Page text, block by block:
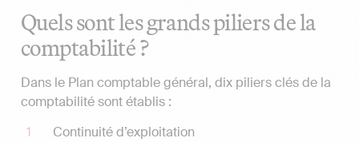
Quels sont les grands piliers de la
comptabilité ?
Dans le Plan comptable général, dix piliers clés de la
comptabilité sont établis :
Continuité d’exploitation